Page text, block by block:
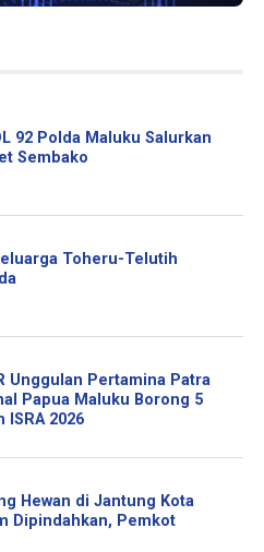
92 Polda Maluku Salurkan
Sembako
Toheru-Telutih
Unggulan Pertamina Patra
Papua Maluku Borong 5
ISRA 2026
Hewan di Jantung Kota
Dipindahkan, Pemkot